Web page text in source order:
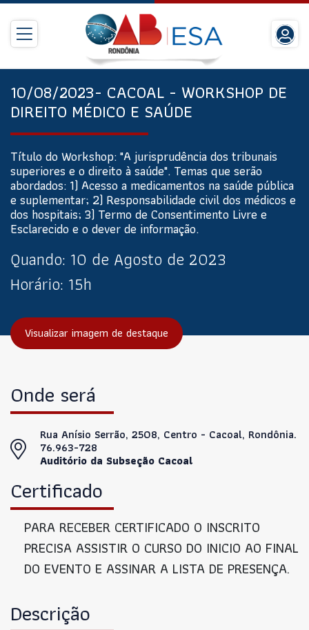
10/08/2023- CACOAL - WORKSHOP DE
DIREITO MÉDICO E SAÚDE
Título do Workshop: "A jurisprudência dos tribunais
superiores e o direito à saúde". Temas que serão
abordados: 1) Acesso a medicamentos na saúde pública
e suplementar; 2) Responsabilidade civil dos médicos e
dos hospitais; 3) Termo de Consentimento Livre e
Esclarecido e o dever de informação.
Quando: 10 de Agosto de 2023
Horário: 15h
Visualizar imagem de destaque
Onde será
Rua Anísio Serrão, 2508, Centro - Cacoal, Rondônia.
76.963-728
Auditório da Subseção Cacoal
Certificado
PARA RECEBER CERTIFICADO O INSCRITO
PRECISA ASSISTIR O CURSO DO INICIO AO FINAL
DO EVENTO E ASSINAR A LISTA DE PRESENÇA.
Descrição